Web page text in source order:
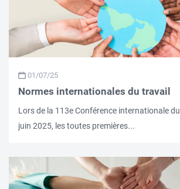
01/07/25
Normes internationales du travail
Lors de la 113e Conférence internationale
juin 2025, les toutes premières...